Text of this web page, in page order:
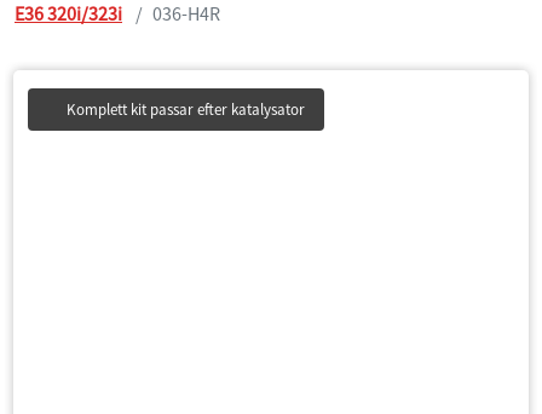
E36 320i/323i
036-H4R
Komplett kit passar efter katalysator